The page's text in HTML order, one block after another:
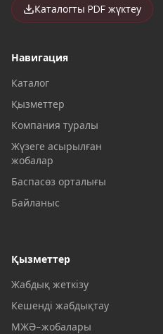
Каталогты PDF жүктеу
Навигация
Каталог
Қызметтер
Компания туралы
Жүзеге асырылған
жобалар
Баспасөз орталығы
Байланыс
Қызметтер
Жабдық жеткізу
Кешенді жабдықтау
МЖӘ-жобалары